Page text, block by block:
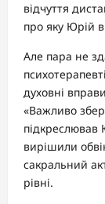
відчуття
про яку Юрій
Але пара не
духовні
«Важливо
підкреслював
вирішили
сакральний
рівні.